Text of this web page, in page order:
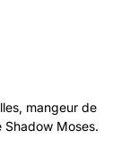
mangeur de
Moses.